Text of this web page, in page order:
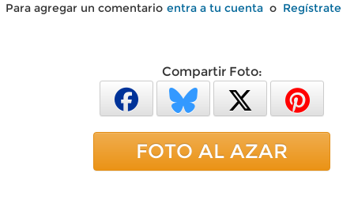
Para agregar un comentario entra a tu cuenta o Regístrate
Compartir Foto:
FOTO AL AZAR